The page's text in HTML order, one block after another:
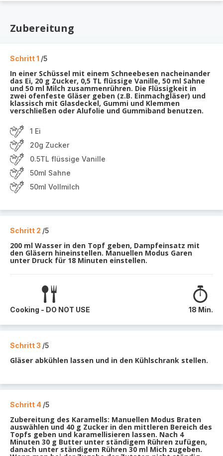
Zubereitung
Schritt 1 /5
In einer Schüssel mit einem Schneebesen nacheinander
das Ei, 20 g Zucker, 0,5 TL flüssige Vanille, 50 ml Sahne
und 50 ml Milch zusammenrühren. Die Flüssigkeit in
zwei ofenfeste Gläser geben (z.B. Einmachgläser) und
klassisch mit Glasdeckel, Gummi und Klemmen
verschließen oder Alufolie und Gummiband benutzen.
1 Ei
20g Zucker
0.5TL flüssige Vanille
50ml Sahne
50ml Vollmilch
Schritt 2 /5
200 ml Wasser in den Topf geben, Dampfeinsatz mit
den Gläsern hineinstellen. Manuellen Modus Garen
unter Druck für 18 Minuten einstellen.
Cooking - DO NOT USE 18 Min.
Schritt 3 /5
Gläser abkühlen lassen und in den Kühlschrank stellen.
Schritt 4 /5
Zubereitung des Karamells: Manuellen Modus Braten
auswählen und 40 g Zucker in den mittleren Bereich des
Topfs geben und karamellisieren lassen. Nach 4
Minuten 30 g Butter unter ständigem Rühren zufügen,
danach unter ständigem Rühren 30 ml Mich zugeben.